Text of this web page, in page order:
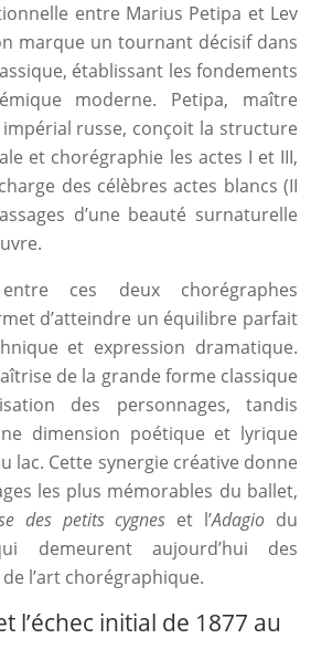
entre Marius Petipa et Lev
marque un tournant décisif dans
établissant les fondements
moderne. Petipa, maître
russe, conçoit la structure
et chorégraphie les actes I et III,
des célèbres actes blancs (II
d’une beauté surnaturelle
ces deux chorégraphes
d’atteindre un équilibre parfait
et expression dramatique.
de la grande forme classique
des personnages, tandis
dimension poétique et lyrique
lac. Cette synergie créative donne
les plus mémorables du ballet,
des petits cygnes et l’Adagio du
demeurent aujourd’hui des
l’art chorégraphique.
l’échec initial de 1877 au